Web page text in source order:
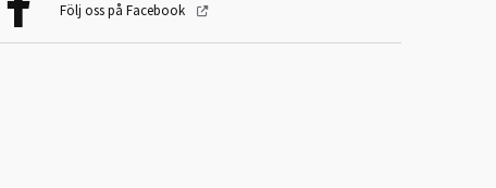
Följ oss på Facebook